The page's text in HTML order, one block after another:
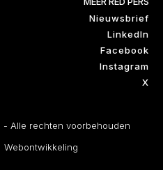
Nieuwsbrief
LinkedIn
Facebook
Instagram
X
Alle rechten voorbehouden
Webontwikkeling